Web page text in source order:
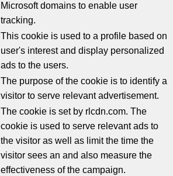
Microsoft domains to enable user
tracking.
This cookie is used to a profile based on
user's interest and display personalized
ads to the users.
The purpose of the cookie is to identify a
visitor to serve relevant advertisement.
The cookie is set by rlcdn.com. The
cookie is used to serve relevant ads to
the visitor as well as limit the time the
visitor sees an and also measure the
effectiveness of the campaign.